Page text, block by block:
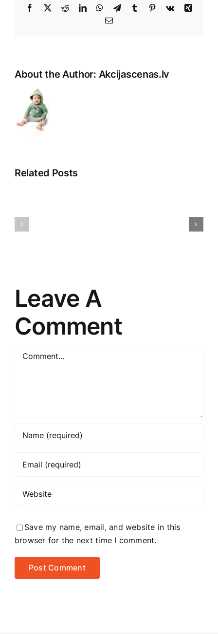
Facebook
X RedditLinkedInWhatsApp
TelegramTumblr Pinterest
Vk
Xing
E-
About the Author: Akcijascenas.lv
Related Posts
reklāma:
Iespējas
Leave A
Comment
Comment
Save my name, email, and website in this
browser for the next time I comment.